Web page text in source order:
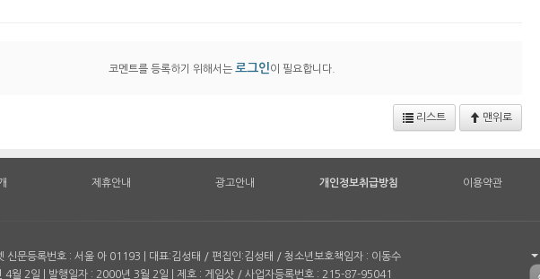
코멘트를 등록하기 위해서는 로그인이 필요합니다.
리스트 맨위로
제휴안내 광고안내 개인정보취급방침 이용약관
신문등록번호 : 서울 아 01193 | 대표:김성태 / 편집인:김성태 / 청소년보호책임자 : 이동수
4월 2일 | 발행일자 : 2000년 3월 2일 | 제호 : 게임샷 / 사업자등록번호 : 215-87-95041